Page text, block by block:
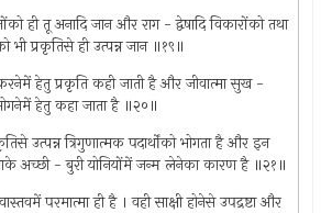
ही तू अनादि जान और राग - द्वेषादि विकारोंको तथा
भी प्रकृतिसे ही उत्पन्न जान ॥१९॥
हेतु प्रकृति कही जाती है और जीवात्मा सुख -
हेतु कहा जाता है ॥२०॥
उत्पन्न त्रिगुणात्मक पदार्थोंको भोगता है और इन
अच्छी - बुरी योनियोंमें जन्म लेनेका कारण है ॥२१॥
परमात्मा ही है । वही साक्षी होनेसे उपद्रष्टा और